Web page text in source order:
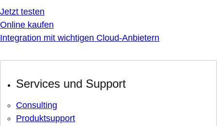
Jetzt testen
Online kaufen
Integration mit wichtigen Cloud-Anbietern
Services und Support
Consulting
Produktsupport